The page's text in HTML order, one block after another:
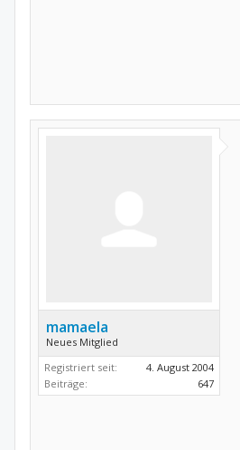
mamaela
Neues Mitglied
Registriert seit:
4. August 2004
Beiträge:
647